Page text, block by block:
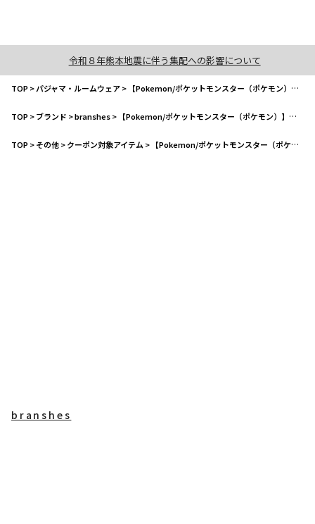
令和８年熊本地震に伴う集配への影響について
TOP>パジャマ・ルームウェア> 【Pokemon/ポケットモンスター（ポケモン）】 ルームウェア パジャマ
TOP>ブランド >branshes> 【Pokemon/ポケットモンスター（ポケモン）】 ルームウェア パジャマ
TOP>その他>クーポン対象アイテム > 【Pokemon/ポケットモンスター（ポケモン）】 ルームウェア パジャマ
branshes